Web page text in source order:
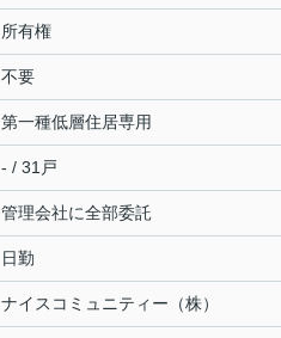
所有権
不要
第一種低層住居専用
- / 31戸
管理会社に全部委託
日勤
ナイスコミュニティー（株）